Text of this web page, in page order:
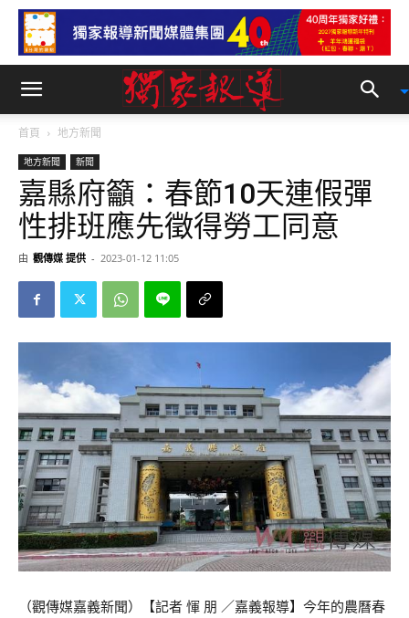
首頁 地方新聞
地方新聞 新聞
嘉縣府籲：春節10天連假彈
性排班應先徵得勞工同意
由 觀傳媒 提供 - 2023-01-12 11:05
（觀傳媒嘉義新聞）【記者 惲 朋 ／嘉義報導】今年的農曆春